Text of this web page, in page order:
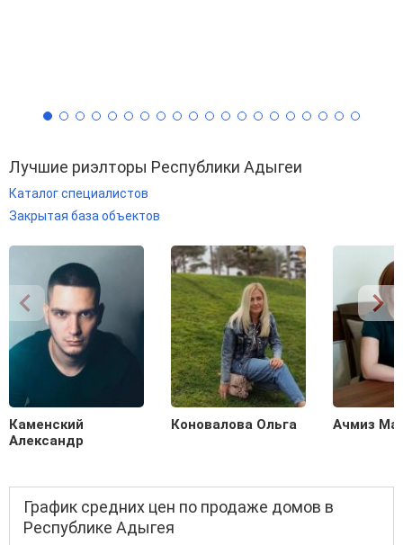
Лучшие риэлторы Республики Адыгеи
Каталог специалистов
Закрытая база объектов
Каменский
Александр
Коновалова Ольга Ачмиз
График средних цен по продаже домов в
Республике Адыгея